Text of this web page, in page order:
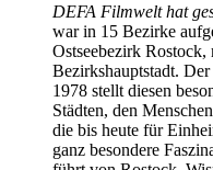
DEFA Filmwelt hat
war in 15 Bezirke
Ostseebezirk
Bezirkshauptstadt.
1978 stellt diesen
Städten, den
die bis heute für
ganz besondere